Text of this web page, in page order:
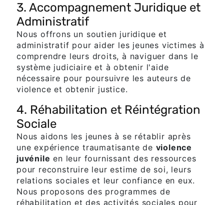
3. Accompagnement Juridique et
Administratif
Nous offrons un soutien juridique et
administratif pour aider les jeunes victimes à
comprendre leurs droits, à naviguer dans le
système judiciaire et à obtenir l'aide
nécessaire pour poursuivre les auteurs de
violence et obtenir justice.
4. Réhabilitation et Réintégration
Sociale
Nous aidons les jeunes à se rétablir après
une expérience traumatisante de violence
juvénile en leur fournissant des ressources
pour reconstruire leur estime de soi, leurs
relations sociales et leur confiance en eux.
Nous proposons des programmes de
réhabilitation et des activités sociales pour